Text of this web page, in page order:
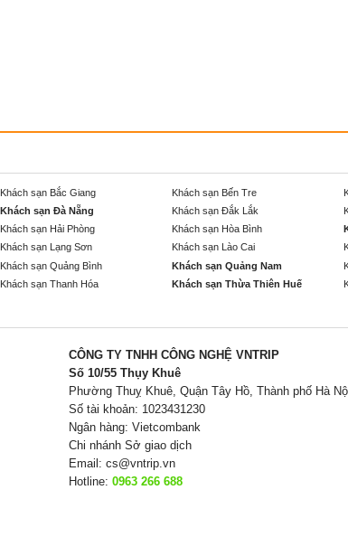
Khách sạn Bắc Giang Khách sạn Bến Tre
Khách sạn Đà Nẵng Khách sạn Đắk Lắk
Khách sạn Hải Phòng Khách sạn Hòa Bình
Khách sạn Lạng Sơn Khách sạn Lào Cai
Khách sạn Quảng Bình Khách sạn Quảng Nam
Khách sạn Thanh Hóa Khách sạn Thừa Thiên Huế
CÔNG TY TNHH CÔNG NGHỆ VNTRIP
Số 10/55 Thụy Khuê
Phường Thuỵ Khuê, Quận Tây Hồ, Thành phố Hà
Số tài khoản: 1023431230
Ngân hàng: Vietcombank
Chi nhánh Sở giao dịch
Email: cs@vntrip.vn
Hotline: 0963 266 688